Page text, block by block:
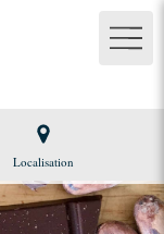
Localisation